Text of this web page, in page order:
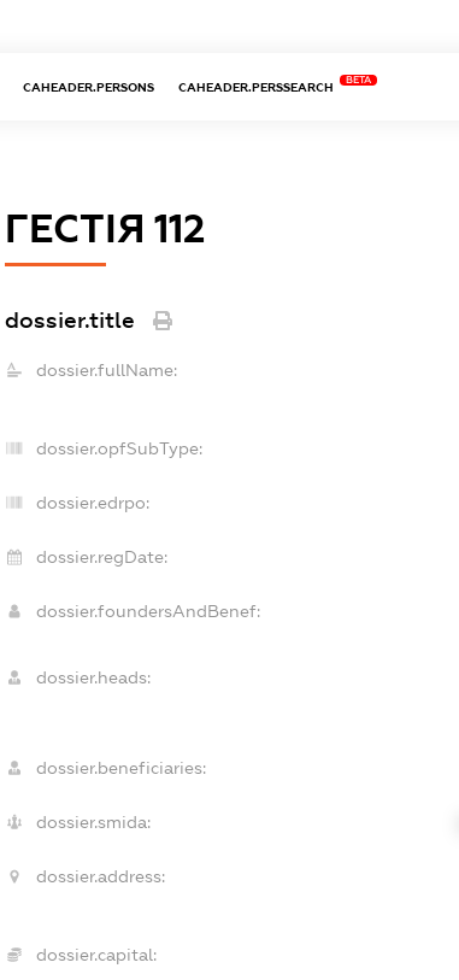
CAHEADER.PERSONS CAHEADER.PERSSEARCH
BETA
ГЕСТІЯ 112
dossier.title
dossier.fullName:
dossier.opfSubType:
dossier.edrpo:
dossier.regDate:
dossier.foundersAndBenef:
dossier.heads:
dossier.beneficiaries:
dossier.smida:
dossier.address:
dossier.capital: